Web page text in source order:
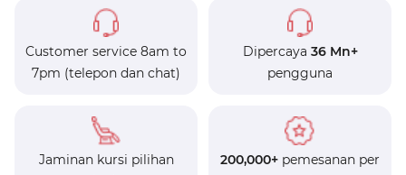
Customer service 8am to
7pm (telepon dan chat)
Dipercaya 36 Mn+
pengguna
Jaminan kursi pilihan
200,000+ pemesanan per